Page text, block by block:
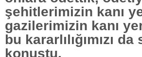
şehitlerimizin kanı
gazilerimizin kanı
bu kararlılığımızı
konuştu.